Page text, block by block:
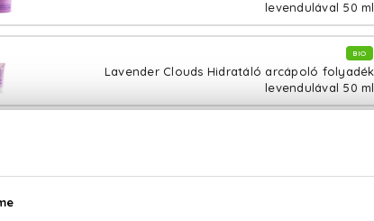
levendulával 50 ml
BIO
Lavender Clouds Hidratáló arcápoló folyadék
levendulával 50 ml